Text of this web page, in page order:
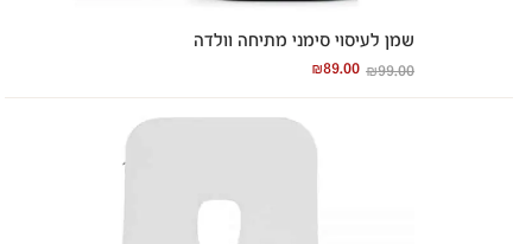
שמן לעיסוי סימני מתיחה וולדה
₪99.00
₪89.00